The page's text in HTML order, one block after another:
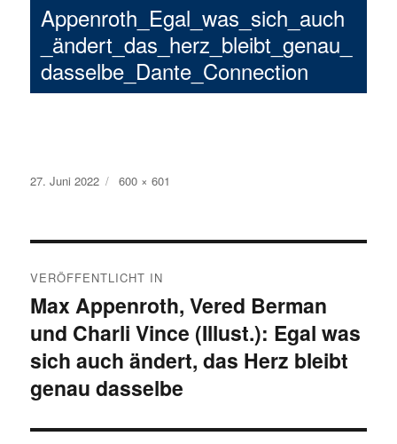
Appenroth_Egal_was_sich_auch
_ändert_das_herz_bleibt_genau_
dasselbe_Dante_Connection
Veröffentlicht
27. Juni 2022
Volle
600 × 601
VERÖFFENTLICHT IN
Max Appenroth, Vered Berman
und Charli Vince (Illust.): Egal was
sich auch ändert, das Herz bleibt
genau dasselbe